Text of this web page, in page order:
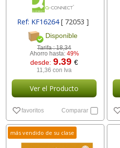
Ref: KF16264[ 72053 ]
Disponible
Tarifa :18,34
Ahorro hasta: 49%
desde:9.39€
11,36 con Iva
Ver el Producto
favoritos Comparar
más vendido de su clase